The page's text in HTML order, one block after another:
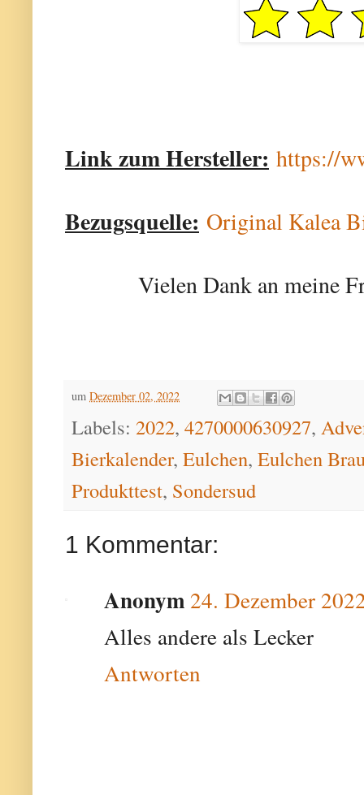
Link zum Hersteller: https://
Bezugsquelle: Original Kalea
Vielen Dank an meine
um Dezember 02, 2022
Labels: 2022, 4270000630927,
Bierkalender, Eulchen, Eulchen
Produkttest, Sondersud
1 Kommentar:
Anonym 24. Dezember
Alles andere als Lecker
Antworten